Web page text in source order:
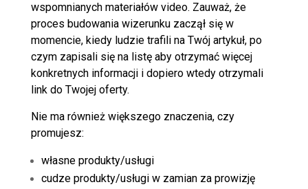
wspomnianych materiałów video. Zauważ, że
proces budowania wizerunku zaczął się w
momencie, kiedy ludzie trafili na Twój artykuł, po
czym zapisali się na listę aby otrzymać więcej
konkretnych informacji i dopiero wtedy otrzymali
link do Twojej oferty.
Nie ma również większego znaczenia, czy
promujesz:
własne produkty/usługi
cudze produkty/usługi w zamian za prowizję